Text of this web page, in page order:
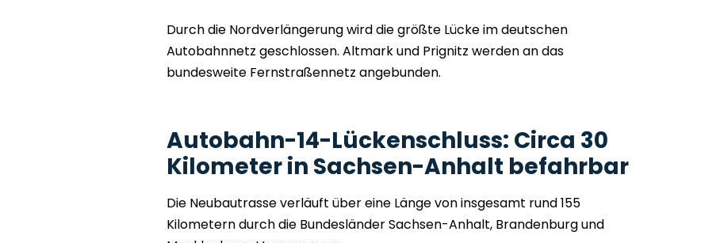
Durch die Nordverlängerung wird die größte Lücke im deutschen
Autobahnnetz geschlossen. Altmark und Prignitz werden an das
bundesweite Fernstraßennetz angebunden.
Autobahn-14-Lückenschluss: Circa 30
Kilometer in Sachsen-Anhalt befahrbar
Die Neubautrasse verläuft über eine Länge von insgesamt rund 155
Kilometern durch die Bundesländer Sachsen-Anhalt, Brandenburg und